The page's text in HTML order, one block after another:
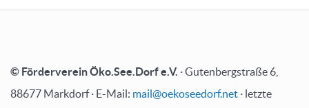
© Förderverein Öko.See.Dorf e.V. · Gutenbergstraße 6,
88677 Markdorf · E-Mail: mail@oekoseedorf.net · letzte